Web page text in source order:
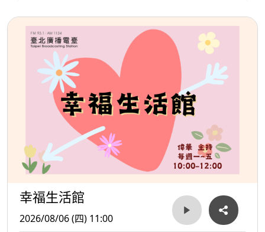
幸福生活館
2026/08/06 (四) 11:00